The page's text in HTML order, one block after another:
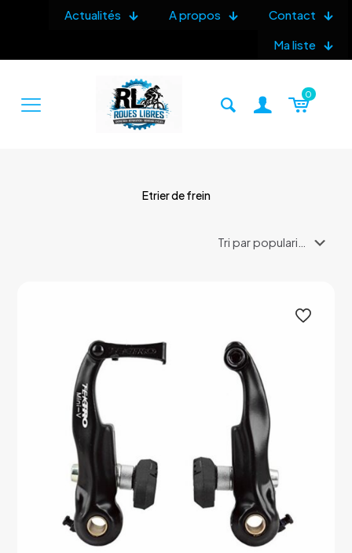
Actualités A propos
Contact
Ma liste
0
Etrier de frein